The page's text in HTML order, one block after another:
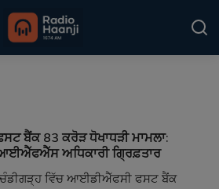
ਬੈਂਕ 83 ਕਰੋੜ ਧੋਖਾਧੜੀ ਮਾਮਲਾ:
ਅਧਿਕਾਰੀ ਗ੍ਰਿਫ਼ਤਾਰ
ਚੰਡੀਗੜ੍ਹ ਵਿੱਚ ਆਈਡੀਐੱਫਸੀ ਫਸਟ ਬੈਂਕ